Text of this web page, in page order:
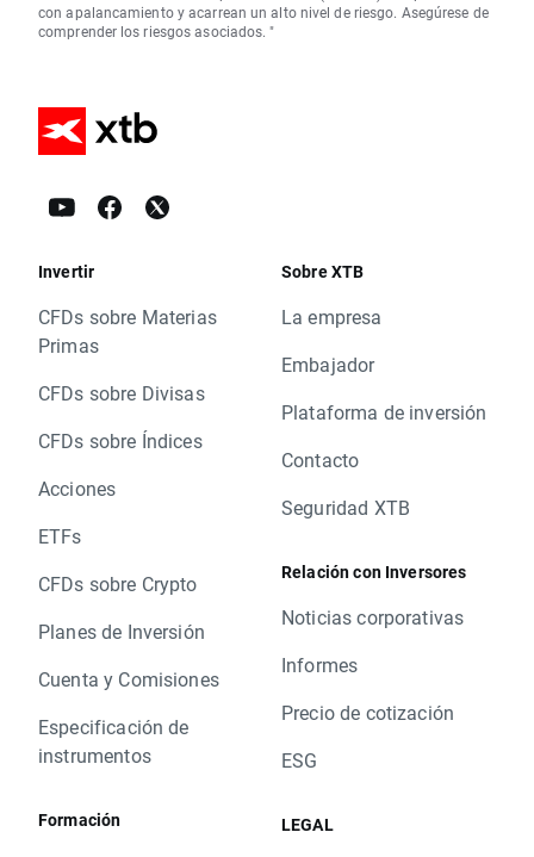
con apalancamiento y acarrean un alto nivel de riesgo. Asegúrese de
comprender los riesgos asociados. "
Invertir
CFDs sobre Materias
Primas
CFDs sobre Divisas
CFDs sobre Índices
Acciones
ETFs
CFDs sobre Crypto
Planes de Inversión
Cuenta y Comisiones
Especificación de
instrumentos
Formación
Sobre XTB
La empresa
Embajador
Plataforma de inversión
Contacto
Seguridad XTB
Relación con Inversores
Noticias corporativas
Informes
Precio de cotización
ESG
LEGAL